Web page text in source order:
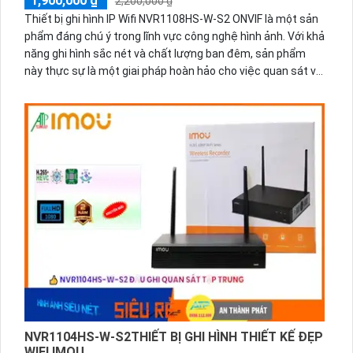
Thiết bị ghi hình IP Wifi NVR1108HS-W-S2 ONVIF là một sản
phẩm đáng chú ý trong lĩnh vực công nghệ hình ảnh. Với khả
năng ghi hình sắc nét và chất lượng ban đêm, sản phẩm
này thực sự là một giai pháp hoàn hảo cho việc quan sát và
với 1 ổ cứng và hỗ trợ công nghệ IP Wifi, giúp nó phù hợp
cho công trình lớn. Thiết bị cũng sử dụng công nghệ ONVIF
cho chất lượng thu hình tốt hơn. Hơn nữa, với khả năng lưu
trữ lâu hơn với hỗ trợ các chuẩn nén
H.265+/H.265/H.264+/H.264, NVR1108HS-W-S2 đem lại
hiệu suất cao và tiết kiệm năng lượng.
NVR1104HS-W-S2THIẾT BỊ GHI HÌNH THIẾT KẾ ĐẸP